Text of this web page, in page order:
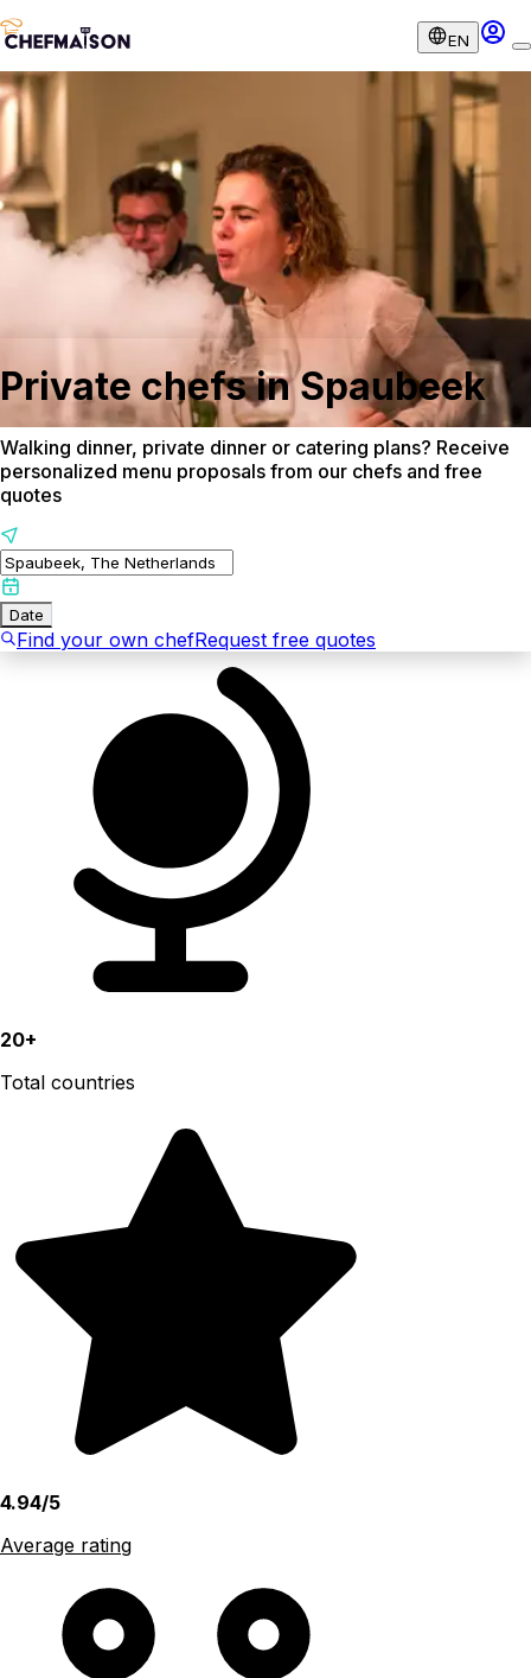
EN
Private chefs in Spaubeek
Walking dinner, private dinner or catering plans? Receive
personalized menu proposals from our chefs and free
quotes
Date
Find your own chefRequest free quotes
20+
Total countries
4.94/5
Average rating